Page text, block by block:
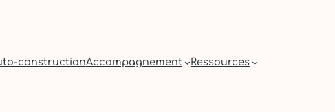
constructionAccompagnement Ressources